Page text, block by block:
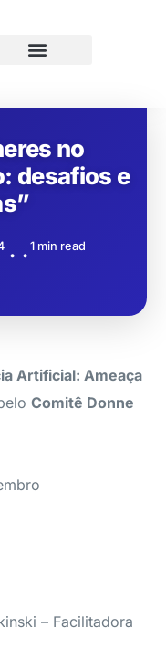
no
desafios e
1 min read
Artificial: Ameaça
Comitê Donne
– Facilitadora